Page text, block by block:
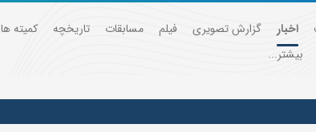
اخبار گزارش تصویری فیلم مسابقات تاریخچه
کمیته ها
بیشتر...